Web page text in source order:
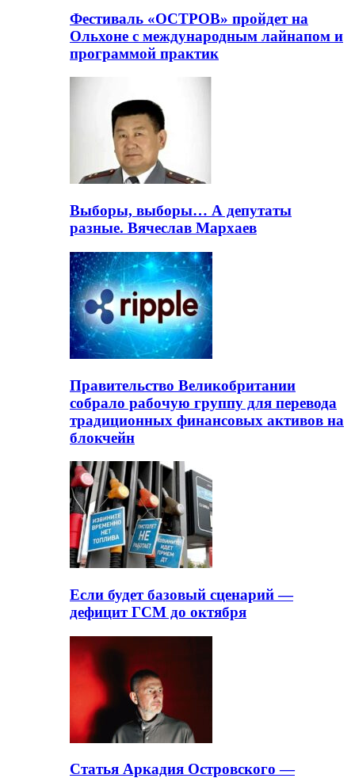
Фестиваль «ОСТРОВ» пройдет на
Ольхоне с международным лайнапом и
программой практик
Выборы, выборы… А депутаты
разные. Вячеслав Мархаев
Правительство Великобритании
собрало рабочую группу для перевода
традиционных финансовых активов на
блокчейн
Если будет базовый сценарий —
дефицит ГСМ до октября
Статья Аркадия Островского —